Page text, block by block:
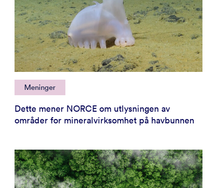
Meninger
Dette mener NORCE om utlysningen av
områder for mineralvirksomhet på havbunnen